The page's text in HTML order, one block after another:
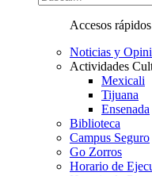
Accesos rápidos
Noticias y
Actividades
Mexicali
Tijuana
Ensenada
Biblioteca
Campus Seguro
Go Zorros
Horario de